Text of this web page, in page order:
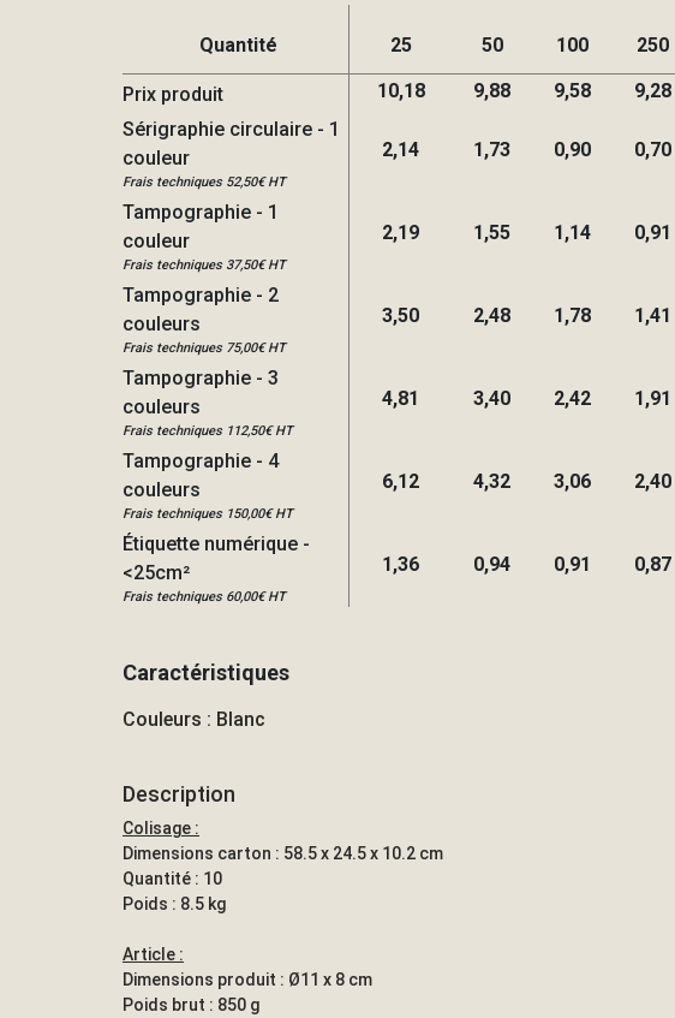
Quantité 25 50 100 250
Prix produit 10,18 9,88 9,58 9,28
Sérigraphie circulaire - 1
couleur
Frais techniques 52,50€ HT
2,14 1,73 0,90 0,70
Tampographie - 1
couleur
Frais techniques 37,50€ HT
2,19 1,55 1,14 0,91
Tampographie - 2
couleurs
Frais techniques 75,00€ HT
3,50 2,48 1,78 1,41
Tampographie - 3
couleurs
Frais techniques 112,50€ HT
4,81 3,40 2,42 1,91
Tampographie - 4
couleurs
Frais techniques 150,00€ HT
6,12 4,32 3,06 2,40
Étiquette numérique -
<25cm²
Frais techniques 60,00€ HT
1,36 0,94 0,91 0,87
Caractéristiques
Couleurs : Blanc
Description
Colisage :
Dimensions carton : 58.5 x 24.5 x 10.2 cm
Quantité : 10
Poids : 8.5 kg
Article :
Dimensions produit : Ø11 x 8 cm
Poids brut : 850 g